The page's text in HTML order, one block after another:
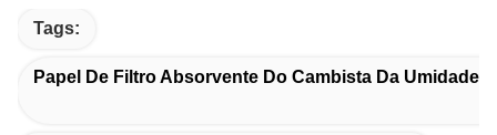
Tags:
Papel De Filtro Absorvente Do Cambista Da Umidade